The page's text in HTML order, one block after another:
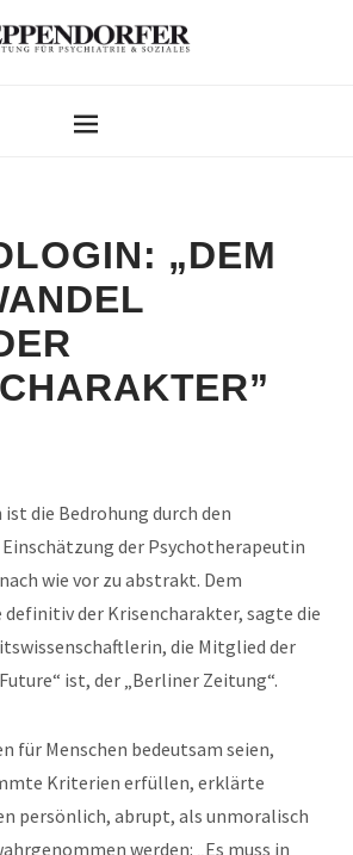
„DEM
ist die Bedrohung durch den
der Psychotherapeutin
wie vor zu abstrakt. Dem
der Krisencharakter, sagte die
die Mitglied der
ist, der „Berliner Zeitung“.
für Menschen bedeutsam seien,
Kriterien erfüllen, erklärte
persönlich, abrupt, als unmoralisch
werden: „Es muss in